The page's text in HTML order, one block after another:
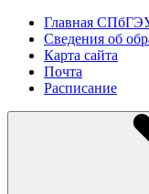
Главная
Сведения об
Карта сайта
Почта
Расписание